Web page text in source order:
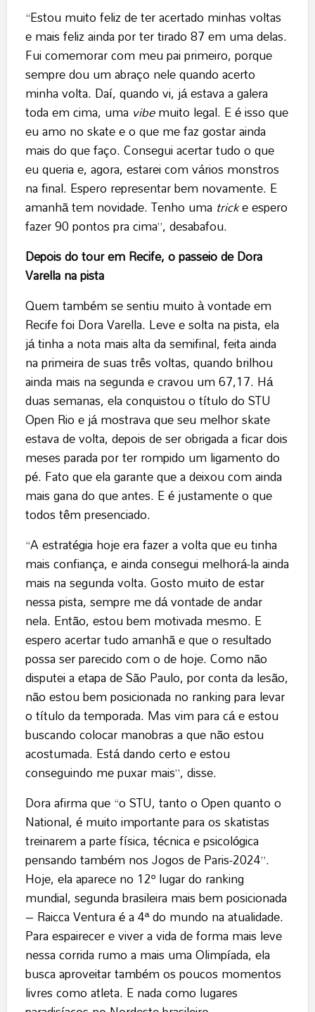
“Estou muito feliz de ter acertado minhas voltas
e mais feliz ainda por ter tirado 87 em uma delas.
Fui comemorar com meu pai primeiro, porque
sempre dou um abraço nele quando acerto
minha volta. Daí, quando vi, já estava a galera
toda em cima, uma vibemuito legal. E é isso que
eu amo no skate e o que me faz gostar ainda
mais do que faço. Consegui acertar tudo o que
eu queria e, agora, estarei com vários monstros
na final. Espero representar bem novamente. E
amanhã tem novidade. Tenho uma tricke espero
fazer 90 pontos pra cima”, desabafou.
Depois do tour em Recife, o passeio de Dora
Varella na pista
Quem também se sentiu muito à vontade em
Recife foi Dora Varella. Leve e solta na pista, ela
já tinha a nota mais alta da semifinal, feita ainda
na primeira de suas três voltas, quando brilhou
ainda mais na segunda e cravou um 67,17. Há
duas semanas, ela conquistou o título do STU
Open Rio e já mostrava que seu melhor skate
estava de volta, depois de ser obrigada a ficar dois
meses parada por ter rompido um ligamento do
pé. Fato que ela garante que a deixou com ainda
mais gana do que antes. E é justamente o que
todos têm presenciado.
“A estratégia hoje era fazer a volta que eu tinha
mais confiança, e ainda consegui melhorá-la ainda
mais na segunda volta. Gosto muito de estar
nessa pista, sempre me dá vontade de andar
nela. Então, estou bem motivada mesmo. E
espero acertar tudo amanhã e que o resultado
possa ser parecido com o de hoje. Como não
disputei a etapa de São Paulo, por conta da lesão,
não estou bem posicionada no ranking para levar
o título da temporada. Mas vim para cá e estou
buscando colocar manobras a que não estou
acostumada. Está dando certo e estou
conseguindo me puxar mais”, disse.
Dora afirma que “o STU, tanto o Open quanto o
National, é muito importante para os skatistas
treinarem a parte física, técnica e psicológica
pensando também nos Jogos de Paris-2024”.
Hoje, ela aparece no 12º lugar do ranking
mundial, segunda brasileira mais bem posicionada
– Raicca Ventura é a 4ª do mundo na atualidade.
Para espairecer e viver a vida de forma mais leve
nessa corrida rumo a mais uma Olimpíada, ela
busca aproveitar também os poucos momentos
livres como atleta. E nada como lugares